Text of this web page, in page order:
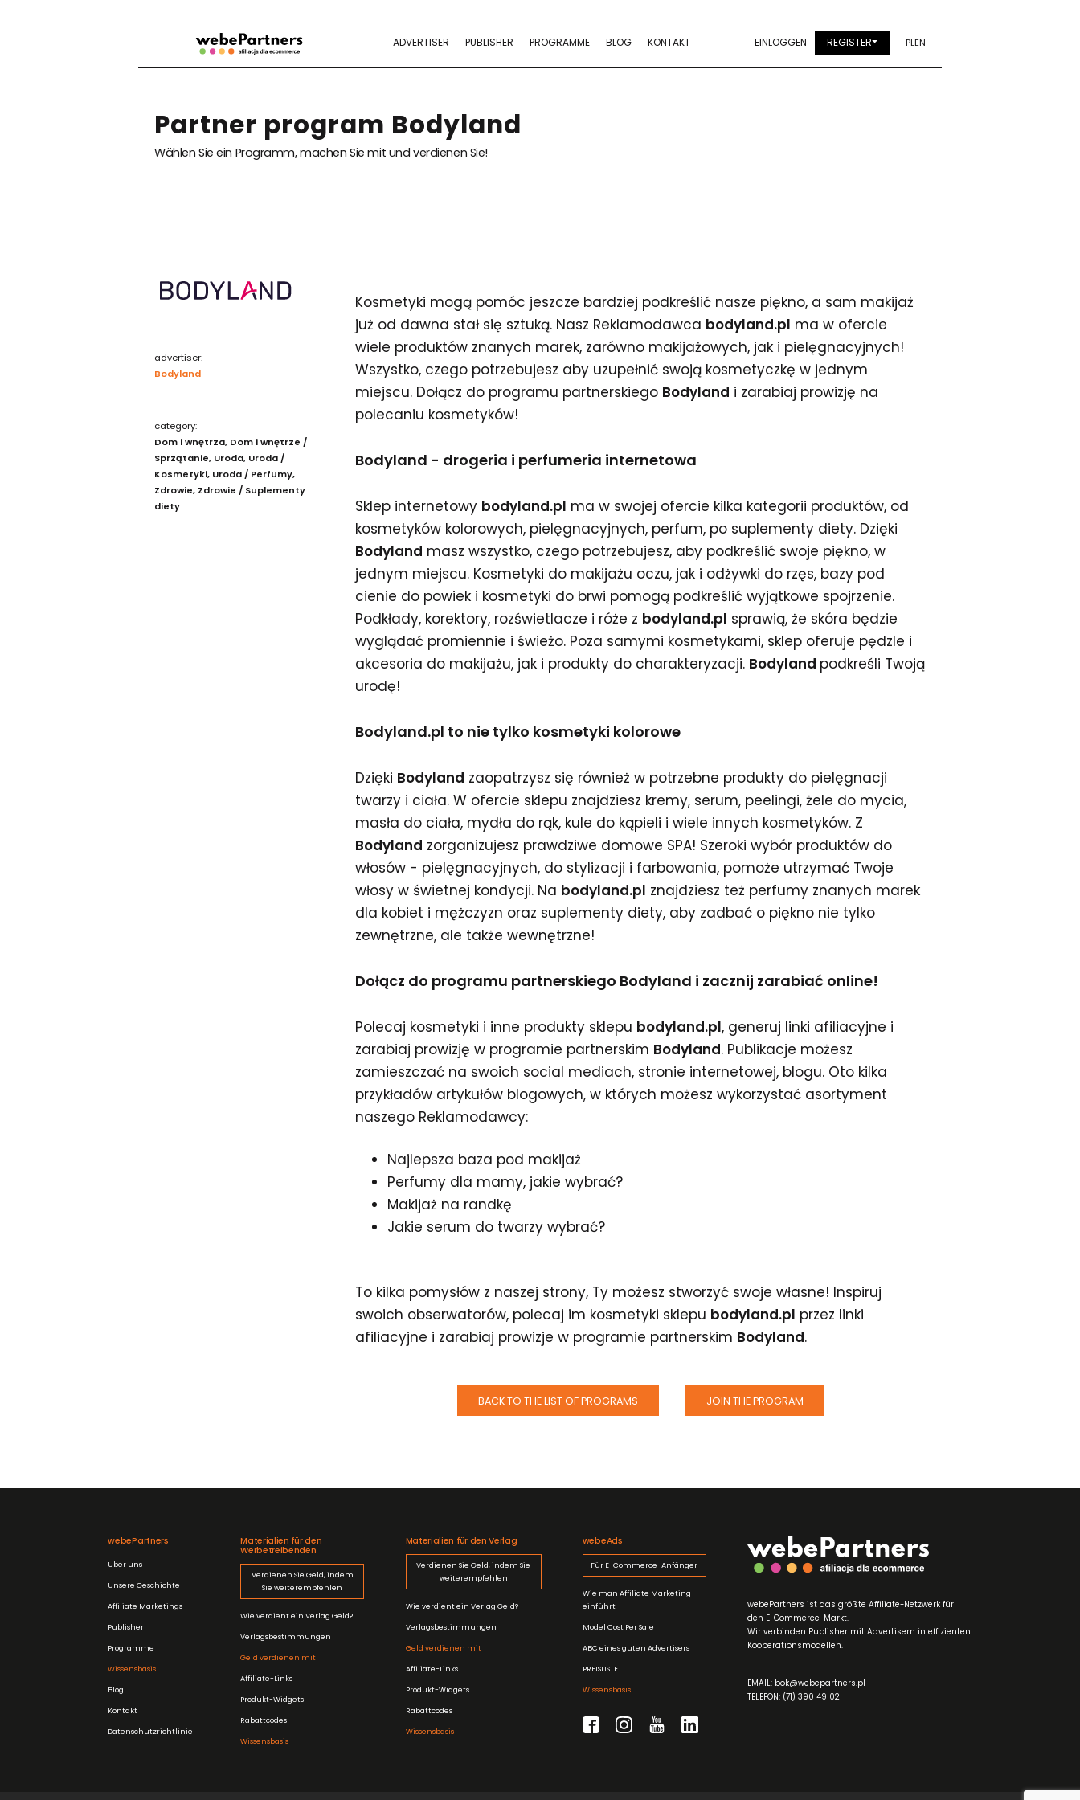
PLEN
EINLOGGEN REGISTER
ADVERTISER PUBLISHER PROGRAMME BLOG KONTAKT
Partner program Bodyland
Wählen Sie ein Programm, machen Sie mit und verdienen Sie!
advertiser:
Bodyland
category:
Dom i wnętrza Dom i wnętrze /
Sprzątanie Uroda Uroda /
Kosmetyki Uroda / Perfumy
Zdrowie Zdrowie / Suplementy
diety
Kosmetyki mogą pomóc jeszcze bardziej podkreślić nasze piękno, a sam makijaż
już od dawna stał się sztuką. Nasz Reklamodawca bodyland.pl ma w ofercie
wiele produktów znanych marek, zarówno makijażowych, jak i pielęgnacyjnych!
Wszystko, czego potrzebujesz aby uzupełnić swoją kosmetyczkę w jednym
miejscu. Dołącz do programu partnerskiego Bodyland i zarabiaj prowizję na
polecaniu kosmetyków!
Bodyland - drogeria i perfumeria internetowa
Sklep internetowy bodyland.pl ma w swojej ofercie kilka kategorii produktów, od
kosmetyków kolorowych, pielęgnacyjnych, perfum, po suplementy diety. Dzięki
Bodyland masz wszystko, czego potrzebujesz, aby podkreślić swoje piękno, w
jednym miejscu. Kosmetyki do makijażu oczu, jak i odżywki do rzęs, bazy pod
cienie do powiek i kosmetyki do brwi pomogą podkreślić wyjątkowe spojrzenie.
Podkłady, korektory, rozświetlacze i róże z bodyland.pl sprawią, że skóra będzie
wyglądać promiennie i świeżo. Poza samymi kosmetykami, sklep oferuje pędzle i
akcesoria do makijażu, jak i produkty do charakteryzacji. Bodyland podkreśli Twoją
urodę!
Bodyland.pl to nie tylko kosmetyki kolorowe
Dzięki Bodyland zaopatrzysz się również w potrzebne produkty do pielęgnacji
twarzy i ciała. W ofercie sklepu znajdziesz kremy, serum, peelingi, żele do mycia,
masła do ciała, mydła do rąk, kule do kąpieli i wiele innych kosmetyków. Z
Bodyland zorganizujesz prawdziwe domowe SPA! Szeroki wybór produktów do
włosów - pielęgnacyjnych, do stylizacji i farbowania, pomoże utrzymać Twoje
włosy w świetnej kondycji. Na bodyland.pl znajdziesz też perfumy znanych marek
dla kobiet i mężczyzn oraz suplementy diety, aby zadbać o piękno nie tylko
zewnętrzne, ale także wewnętrzne!
Dołącz do programu partnerskiego Bodyland i zacznij zarabiać online!
Polecaj kosmetyki i inne produkty sklepu bodyland.pl, generuj linki afiliacyjne i
zarabiaj prowizję w programie partnerskim Bodyland. Publikacje możesz
zamieszczać na swoich social mediach, stronie internetowej, blogu. Oto kilka
przykładów artykułów blogowych, w których możesz wykorzystać asortyment
naszego Reklamodawcy:
Najlepsza baza pod makijaż
Perfumy dla mamy, jakie wybrać?
Makijaż na randkę
Jakie serum do twarzy wybrać?
To kilka pomysłów z naszej strony, Ty możesz stworzyć swoje własne! Inspiruj
swoich obserwatorów, polecaj im kosmetyki sklepu bodyland.pl przez linki
afiliacyjne i zarabiaj prowizje w programie partnerskim Bodyland.
BACK TO THE LIST OF PROGRAMS JOIN THE PROGRAM
webePartners
Über uns
Unsere Geschichte
Affiliate Marketings
Publisher
Programme
Wissensbasis
Blog
Kontakt
Datenschutzrichtlinie
Materialien für den
Werbetreibenden
Verdienen Sie Geld, indem
Sie weiterempfehlen
Wie verdient ein Verlag Geld?
Verlagsbestimmungen
Geld verdienen mit
Affiliate-Links
Produkt-Widgets
Rabattcodes
Wissensbasis
Materialien für den Verlag
Verdienen Sie Geld, indem Sie
weiterempfehlen
Wie verdient ein Verlag Geld?
Verlagsbestimmungen
Geld verdienen mit
Affiliate-Links
Produkt-Widgets
Rabattcodes
Wissensbasis
webeAds
Für E-Commerce-Anfänger
Wie man Affiliate Marketing
einführt
Model Cost Per Sale
ABC eines guten Advertisers
PREISLISTE
Wissensbasis
webePartners ist das größte Affiliate-Netzwerk für
den E-Commerce-Markt.
Wir verbinden Publisher mit Advertisern in effizienten
Kooperationsmodellen.
EMAIL: bok@webepartners.pl
TELEFON: (71) 390 49 02